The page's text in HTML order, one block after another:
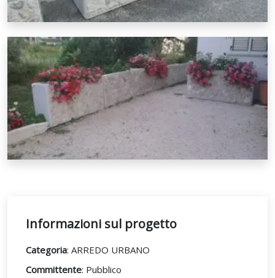
Informazioni sul progetto
Categoria: ARREDO URBANO
Committente: Pubblico